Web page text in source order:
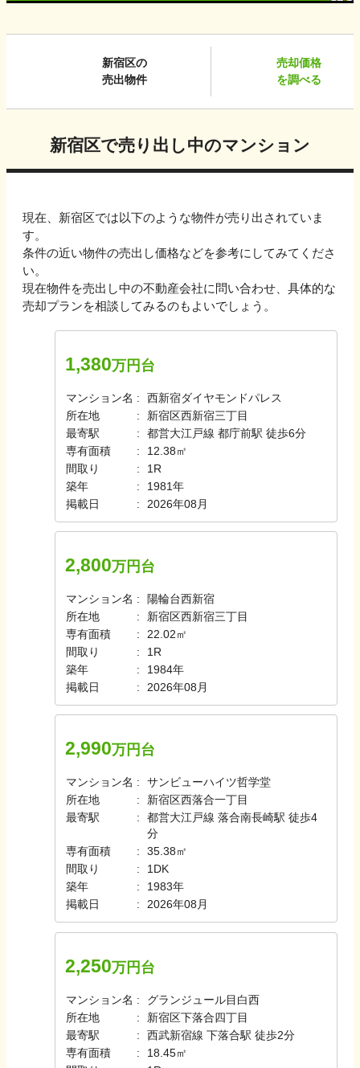
新宿区の
売出物件
売却価格
を調べる
新宿区で売り出し中のマンション
現在、 新宿区では以下のような物件が売り出されていま
す。
条件の近い物件の売出し価格などを参考にしてみてくださ
い。
現在物件を売出し中の不動産会社に問い合わせ、具体的な
売却プランを相談してみるのもよいでしょう。
1,380万円台
マンション名
西新宿ダイヤモンドパレス
所在地
新宿区西新宿三丁目
最寄駅
都営大江戸線 都庁前駅 徒歩6分
専有面積
12.38㎡
間取り
1R
築年
1981年
掲載日
2026年08月
2,800万円台
マンション名
陽輪台西新宿
所在地
新宿区西新宿三丁目
専有面積
22.02㎡
間取り
1R
築年
1984年
掲載日
2026年08月
2,990万円台
マンション名
サンビューハイツ哲学堂
所在地
新宿区西落合一丁目
最寄駅
都営大江戸線 落合南長崎駅 徒歩4
分
専有面積
35.38㎡
間取り
1DK
築年
1983年
掲載日
2026年08月
2,250万円台
マンション名
グランジュール目白西
所在地
新宿区下落合四丁目
最寄駅
西武新宿線 下落合駅 徒歩2分
専有面積
18.45㎡